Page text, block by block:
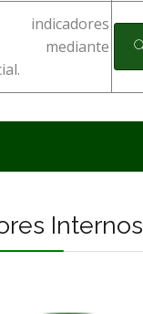
indicadores
mediante
Internos